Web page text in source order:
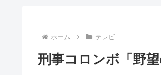
ホーム テレビ
刑事コロンボ「野